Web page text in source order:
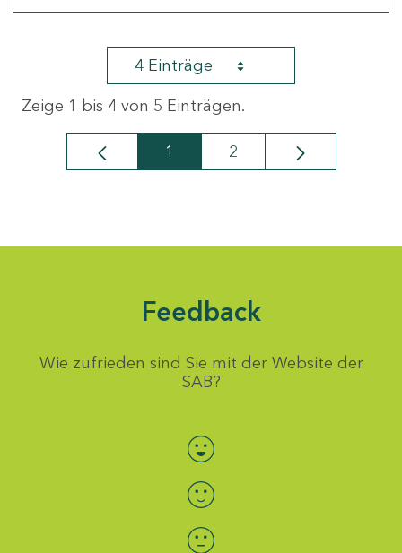
4 Einträge
Zeige 1 bis 4 von 5 Einträgen.
Seite
1 Seite
2
Feedback
Wie zufrieden sind Sie mit der Website der
SAB?
Bewertung auswählen